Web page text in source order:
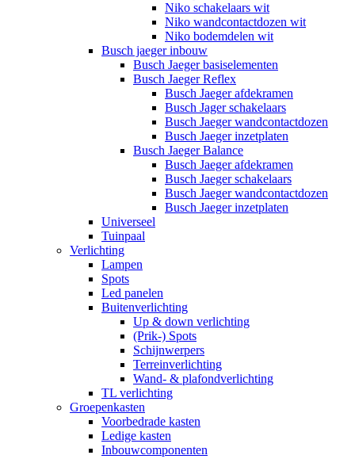
Niko schakelaars wit
Niko wandcontactdozen wit
Niko bodemdelen wit
Busch jaeger inbouw
Busch Jaeger basiselementen
Busch Jaeger Reflex
Busch Jaeger afdekramen
Busch Jager schakelaars
Busch Jaeger wandcontactdozen
Busch Jaeger inzetplaten
Busch Jaeger Balance
Busch Jaeger afdekramen
Busch Jaeger schakelaars
Busch Jaeger wandcontactdozen
Busch Jaeger inzetplaten
Universeel
Tuinpaal
Verlichting
Lampen
Spots
Led panelen
Buitenverlichting
Up & down verlichting
(Prik-) Spots
Schijnwerpers
Terreinverlichting
Wand- & plafondverlichting
TL verlichting
Groepenkasten
Voorbedrade kasten
Ledige kasten
Inbouwcomponenten